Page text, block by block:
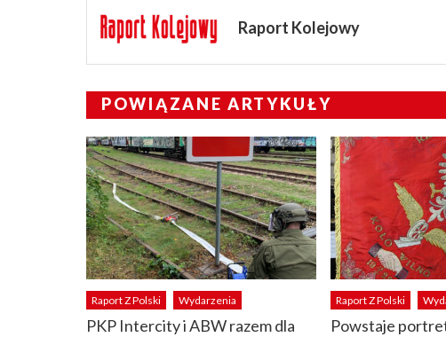
Raport Kolejowy
POWIĄZANE ARTYKUŁY
Raport Z Polski Wydarzenia
PKP Intercity i ABW razem dla
Raport Z Polski
Powstaje